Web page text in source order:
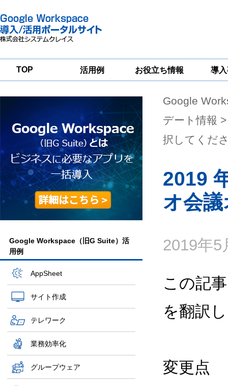
TOP 活用例 お役立ち情報
一
導
グループウェア
移行支援
Google
Workspace
セキュリティ
対策サービス
Google Workspace（旧G Suite）活
用例
AppSheet
サイト作成
テレワーク
業務効率化
グループウェア
Google
デート情報
択してくだ
2019
オ会
2019年5
この記
を翻訳
変更点